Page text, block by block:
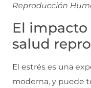
Reproducción
El impacto
salud
El estrés es una
moderna, y puede